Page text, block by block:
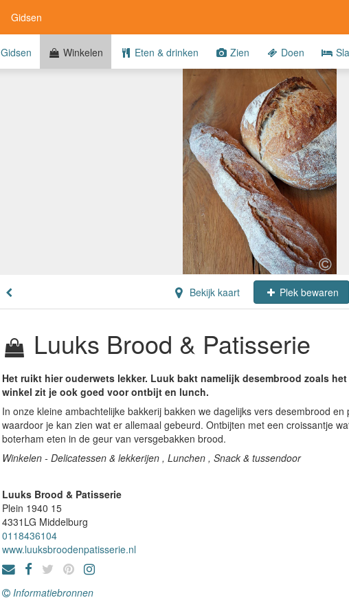
Gidsen
Gidsen Winkelen Eten & drinken Zien Doen
Bekijk kaart Plek bewaren
Luuks Brood & Patisserie
Het ruikt hier ouderwets lekker. Luuk bakt namelijk desembrood zoals
winkel zit je ook goed voor ontbijt en lunch.
In onze kleine ambachtelijke bakkerij bakken we dagelijks vers desembrood
waardoor je kan zien wat er allemaal gebeurd. Ontbijten met een croissantje
boterham eten in de geur van versgebakken brood.
Winkelen - Delicatessen & lekkerijen , Lunchen , Snack & tussendoor
Luuks Brood & Patisserie
Plein 1940 15
4331LG Middelburg
0118436104
www.luuksbroodenpatisserie.nl
Informatiebronnen